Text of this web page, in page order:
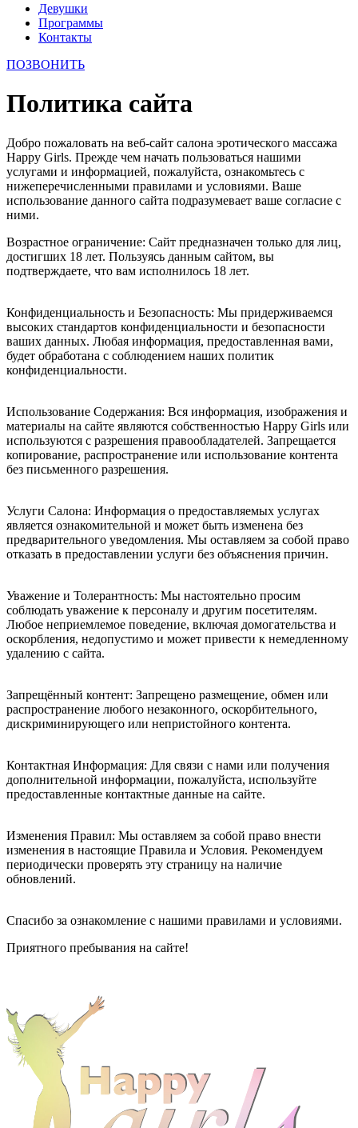
Девушки
Программы
Контакты
ПОЗВОНИТЬ
Политика сайта
Добро пожаловать на веб-сайт салона эротического массажа
Happy Girls. Прежде чем начать пользоваться нашими
услугами и информацией, пожалуйста, ознакомьтесь с
нижеперечисленными правилами и условиями. Ваше
использование данного сайта подразумевает ваше согласие с
ними.
Возрастное ограничение: Сайт предназначен только для лиц,
достигших 18 лет. Пользуясь данным сайтом, вы
подтверждаете, что вам исполнилось 18 лет.
Конфиденциальность и Безопасность: Мы придерживаемся
высоких стандартов конфиденциальности и безопасности
ваших данных. Любая информация, предоставленная вами,
будет обработана с соблюдением наших политик
конфиденциальности.
Использование Содержания: Вся информация, изображения и
материалы на сайте являются собственностью Happy Girls или
используются с разрешения правообладателей. Запрещается
копирование, распространение или использование контента
без письменного разрешения.
Услуги Салона: Информация о предоставляемых услугах
является ознакомительной и может быть изменена без
предварительного уведомления. Мы оставляем за собой право
отказать в предоставлении услуги без объяснения причин.
Уважение и Толерантность: Мы настоятельно просим
соблюдать уважение к персоналу и другим посетителям.
Любое неприемлемое поведение, включая домогательства и
оскорбления, недопустимо и может привести к немедленному
удалению с сайта.
Запрещённый контент: Запрещено размещение, обмен или
распространение любого незаконного, оскорбительного,
дискриминирующего или непристойного контента.
Контактная Информация: Для связи с нами или получения
дополнительной информации, пожалуйста, используйте
предоставленные контактные данные на сайте.
Изменения Правил: Мы оставляем за собой право внести
изменения в настоящие Правила и Условия. Рекомендуем
периодически проверять эту страницу на наличие
обновлений.
Спасибо за ознакомление с нашими правилами и условиями.
Приятного пребывания на сайте!